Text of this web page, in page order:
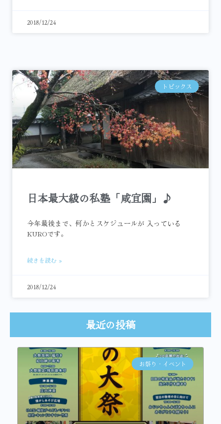
2018/12/24
トピックス
日本最大級の私塾「咸宜園」♪
今年最後まで、何かとスケジュールが 入っている
KUROです。
続きを読む »
2018/12/24
最近の投稿
お祭り・イベント